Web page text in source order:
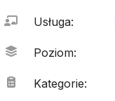
Usługa:
Poziom:
Kategorie: